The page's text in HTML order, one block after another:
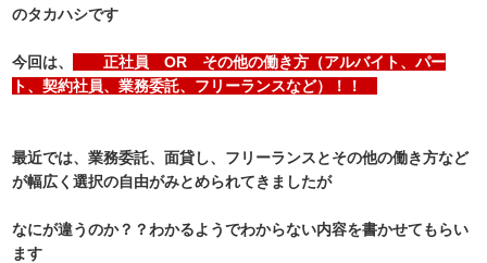
のタカハシです
今回は、
正社員 OR その他の働き方（アルバイト、パー
ト、契約社員、業務委託、フリーランスなど）！！
最近では、業務委託、面貸し、フリーランスとその他の働き方など
が幅広く選択の自由がみとめられてきましたが
なにが違うのか？？わかるようでわからない内容を書かせてもらい
ます